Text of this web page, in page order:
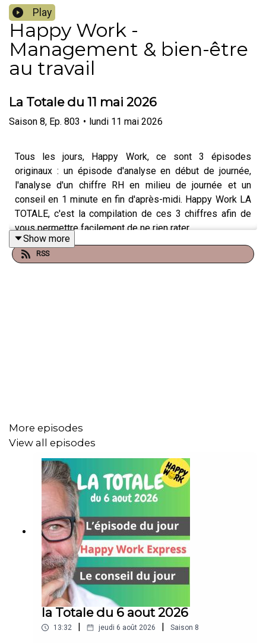
Play
Happy Work -
Management & bien-être
au travail
La Totale du 11 mai 2026
Saison 8, Ep. 803 • lundi 11 mai 2026
Tous les jours, Happy Work, ce sont 3 épisodes
originaux : un épisode d'analyse en début de journée,
l'analyse d'un chiffre RH en milieu de journée et un
conseil en 1 minute en fin d'après-midi. Happy Work LA
TOTALE, c'est la compilation de ces 3 chiffres afin de
vous permettre facilement de ne rien rater.
DÉCOUVREZ MON AUTRE PODCAST, HAPPY MOI –
Développement personnel & bien-être au quotidien:
bio.to/oYwOeE
00:00 Introduction
00:20 L'épisode du jour
05:20 Happy Work Express
07:57 Le conseil du jour
Show more
RSS
More episodes
View all episodes
la Totale du 6 aout 2026
13:32 jeudi 6 août 2026 Saison 8